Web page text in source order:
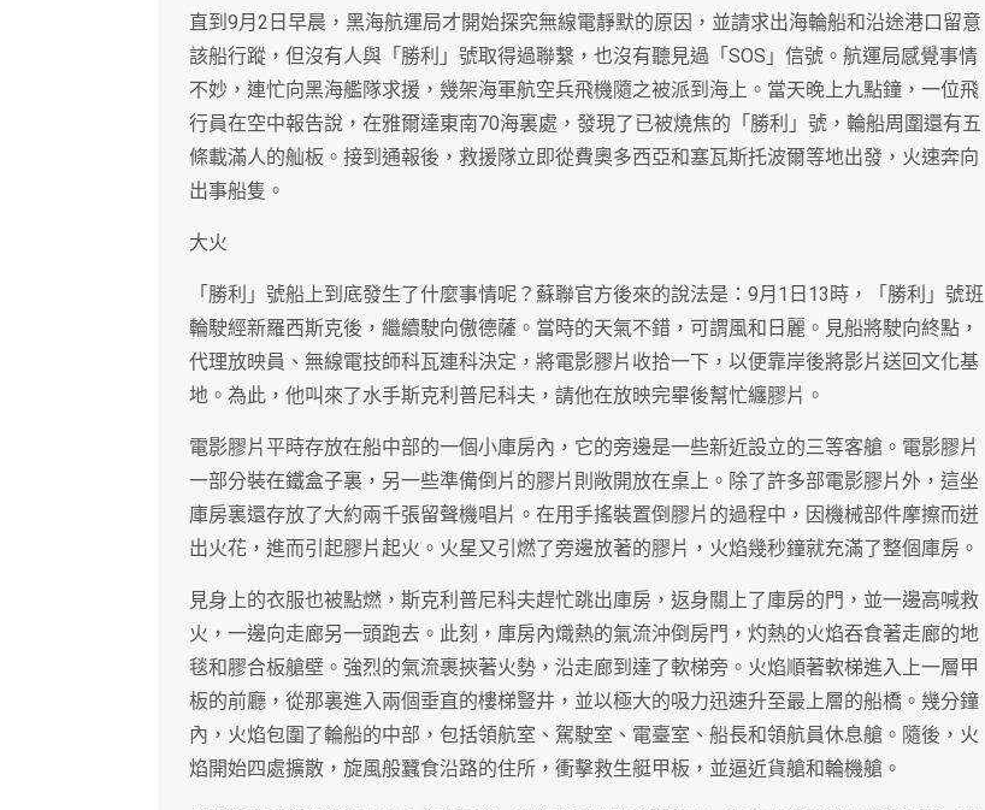
直到9月2日早晨，黑海航運局才開始探究無線電靜默的原因，並請求出海輪船和沿途港口留意
該船行蹤，但沒有人與「勝利」號取得過聯繫，也沒有聽見過「SOS」信號。航運局感覺事情
不妙，連忙向黑海艦隊求援，幾架海軍航空兵飛機隨之被派到海上。當天晚上九點鐘，一位飛
行員在空中報告說，在雅爾達東南70海裏處，發現了已被燒焦的「勝利」號，輪船周圍還有五
條載滿人的舢板。接到通報後，救援隊立即從費奧多西亞和塞瓦斯托波爾等地出發，火速奔向
出事船隻。
大火
「勝利」號船上到底發生了什麼事情呢？蘇聯官方後來的說法是：9月1日13時，「勝利」號班
輪駛經新羅西斯克後，繼續駛向傲德薩。當時的天氣不錯，可謂風和日麗。見船將駛向終點，
代理放映員、無線電技師科瓦連科決定，將電影膠片收拾一下，以便靠岸後將影片送回文化基
地。為此，他叫來了水手斯克利普尼科夫，請他在放映完畢後幫忙纏膠片。
電影膠片平時存放在船中部的一個小庫房內，它的旁邊是一些新近設立的三等客艙。電影膠片
一部分裝在鐵盒子裏，另一些準備倒片的膠片則敞開放在桌上。除了許多部電影膠片外，這坐
庫房裏還存放了大約兩千張留聲機唱片。在用手搖裝置倒膠片的過程中，因機械部件摩擦而迸
出火花，進而引起膠片起火。火星又引燃了旁邊放著的膠片，火焰幾秒鐘就充滿了整個庫房。
見身上的衣服也被點燃，斯克利普尼科夫趕忙跳出庫房，返身關上了庫房的門，並一邊高喊救
火，一邊向走廊另一頭跑去。此刻，庫房內熾熱的氣流沖倒房門，灼熱的火焰吞食著走廊的地
毯和膠合板艙壁。強烈的氣流裹挾著火勢，沿走廊到達了軟梯旁。火焰順著軟梯進入上一層甲
板的前廳，從那裏進入兩個垂直的樓梯豎井，並以極大的吸力迅速升至最上層的船橋。幾分鐘
內，火焰包圍了輪船的中部，包括領航室、駕駛室、電臺室、船長和領航員休息艙。隨後，火
焰開始四處擴散，旋風般蠶食沿路的住所，衝擊救生艇甲板，並逼近貨艙和輪機艙。